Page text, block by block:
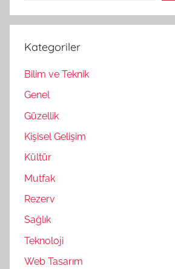
Kategoriler
Bilim ve Teknik
Genel
Güzellik
Kişisel Gelişim
Kültür
Mutfak
Rezerv
Sağlık
Teknoloji
Web Tasarım